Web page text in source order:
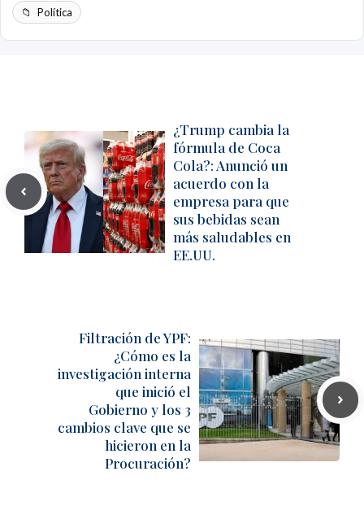
Política
¿Trump cambia la
fórmula de Coca
Cola?: Anunció un
acuerdo con la
empresa para que
sus bebidas sean
más saludables en
EE.UU.
Filtración de YPF:
¿Cómo es la
investigación interna
que inició el
Gobierno y los 3
cambios clave que se
hicieron en la
Procuración?